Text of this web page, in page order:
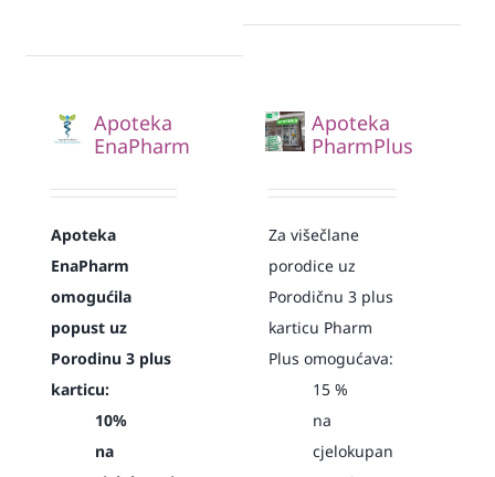
Apoteka
EnaPharm
Apoteka
EnaPharm
omogućila
popust uz
Porodinu 3 plus
karticu:
10%
na
Apoteka
PharmPlus
Za višečlane
porodice uz
Porodičnu 3 plus
karticu Pharm
Plus omogućava:
15%
na
cjelokupan